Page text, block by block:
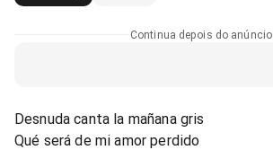
Continua depois do anúncio
Desnuda canta la mañana gris
Qué será de mi amor perdido